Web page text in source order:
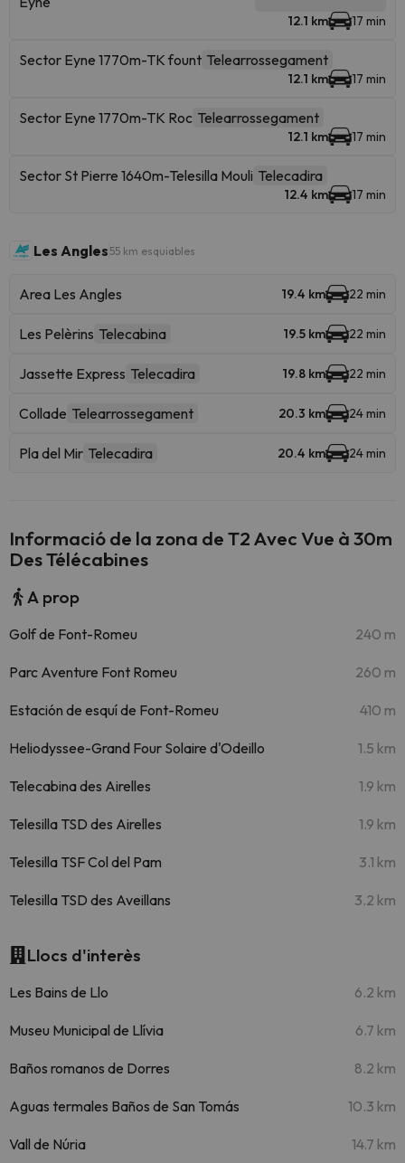
12.1 km 17 min
Sector Eyne 1770m-TK fount Telearrossegament
12.1 km 17 min
Sector Eyne 1770m-TK Roc Telearrossegament
12.1 km 17 min
Sector St Pierre 1640m-Telesilla Mouli Telecadira
12.4 km 17 min
Les Angles 55 km esquiables
Area Les Angles 19.4 km 22 min
Les Pelèrins Telecabina 19.5 km 22 min
Jassette Express Telecadira 19.8 km 22 min
Collade Telearrossegament 20.3 km 24 min
Pla del Mir Telecadira 20.4 km 24 min
Informació de la zona de T2 Avec Vue à 30m
Des Télécabines
A prop
Golf de Font-Romeu 240 m
Parc Aventure Font Romeu 260 m
Estación de esquí de Font-Romeu 410 m
Heliodyssee-Grand Four Solaire d'Odeillo 1.5 km
Telecabina des Airelles 1.9 km
Telesilla TSD des Airelles 1.9 km
Telesilla TSF Col del Pam 3.1 km
Telesilla TSD des Aveillans 3.2 km
Llocs d'interès
Les Bains de Llo 6.2 km
Museu Municipal de Llívia 6.7 km
Baños romanos de Dorres 8.2 km
Aguas termales Baños de San Tomás 10.3 km
Vall de Núria 14.7 km